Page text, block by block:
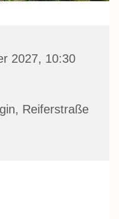
2027, 10:30
Reiferstraße